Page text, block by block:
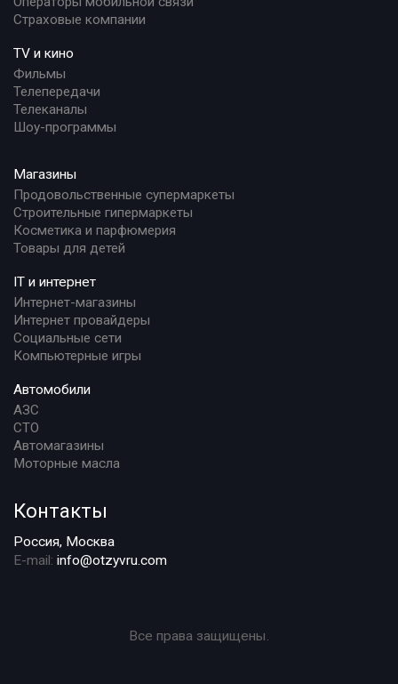
Страховые компании
TV и кино
Фильмы
Телепередачи
Телеканалы
Шоу-программы
Магазины
Продовольственные супермаркеты
Строительные гипермаркеты
Косметика и парфюмерия
Товары для детей
IT и интернет
Интернет-магазины
Интернет провайдеры
Социальные сети
Компьютерные игры
Автомобили
АЗС
СТО
Автомагазины
Моторные масла
Контакты
Россия, Москва
E-mail: info@otzyvru.com
Все права защищены.